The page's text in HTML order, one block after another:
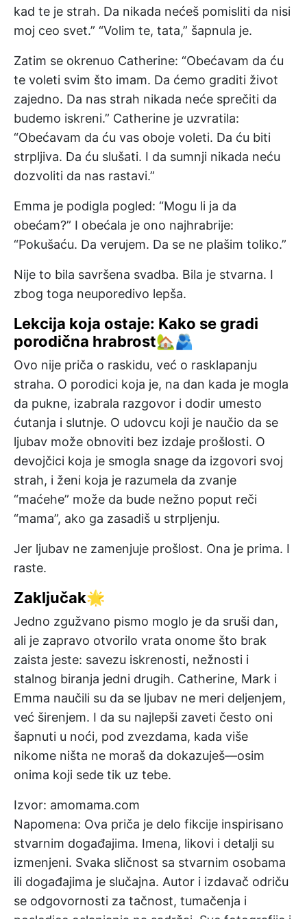
kad te je strah. Da nikada nećeš pomisliti da nisi
moj ceo svet.” “Volim te, tata,” šapnula je.
Zatim se okrenuo Catherine: “Obećavam da ću
te voleti svim što imam. Da ćemo graditi život
zajedno. Da nas strah nikada neće sprečiti da
budemo iskreni.” Catherine je uzvratila:
“Obećavam da ću vas oboje voleti. Da ću biti
strpljiva. Da ću slušati. I da sumnji nikada neću
dozvoliti da nas rastavi.”
Emma je podigla pogled: “Mogu li ja da
obećam?” I obećala je ono najhrabrije:
“Pokušaću. Da verujem. Da se ne plašim toliko.”
Nije to bila savršena svadba. Bila je stvarna. I
zbog toga neuporedivo lepša.
Lekcija koja ostaje: Kako se gradi
porodična hrabrost🏡🫂
Ovo nije priča o raskidu, već o rasklapanju
straha. O porodici koja je, na dan kada je mogla
da pukne, izabrala razgovor i dodir umesto
ćutanja i slutnje. O udovcu koji je naučio da se
ljubav može obnoviti bez izdaje prošlosti. O
devojčici koja je smogla snage da izgovori svoj
strah, i ženi koja je razumela da zvanje
“maćehe” može da bude nežno poput reči
“mama”, ako ga zasadiš u strpljenju.
Jer ljubav ne zamenjuje prošlost. Ona je prima. I
raste.
Zaključak🌟
Jedno zgužvano pismo moglo je da sruši dan,
ali je zapravo otvorilo vrata onome što brak
zaista jeste: savezu iskrenosti, nežnosti i
stalnog biranja jedni drugih. Catherine, Mark i
Emma naučili su da se ljubav ne meri deljenjem,
već širenjem. I da su najlepši zaveti često oni
šapnuti u noći, pod zvezdama, kada više
nikome ništa ne moraš da dokazuješ—osim
onima koji sede tik uz tebe.
Izvor: amomama.com
Napomena: Ova priča je delo fikcije inspirisano
stvarnim događajima. Imena, likovi i detalji su
izmenjeni. Svaka sličnost sa stvarnim osobama
ili događajima je slučajna. Autor i izdavač odriču
se odgovornosti za tačnost, tumačenja i